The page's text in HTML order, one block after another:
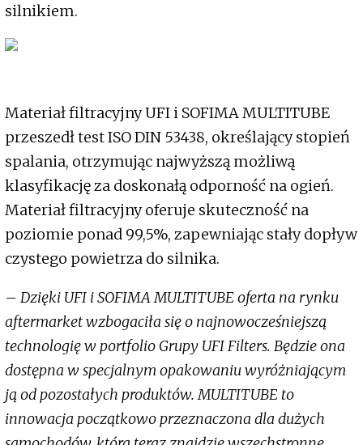
silnikiem.
Materiał filtracyjny UFI i SOFIMA MULTITUBE
przeszedł test ISO DIN 53438, określający stopień
spalania, otrzymując najwyższą możliwą
klasyfikację za doskonałą odporność na ogień.
Materiał filtracyjny oferuje skuteczność na
poziomie ponad 99,5%, zapewniając stały dopływ
czystego powietrza do silnika.
– Dzięki UFI i SOFIMA MULTITUBE oferta na rynku
aftermarket wzbogaciła się o najnowocześniejszą
technologię w portfolio Grupy UFI Filters. Będzie ona
dostępna w specjalnym opakowaniu wyróżniającym
ją od pozostałych produktów. MULTITUBE to
innowacja początkowo przeznaczona dla dużych